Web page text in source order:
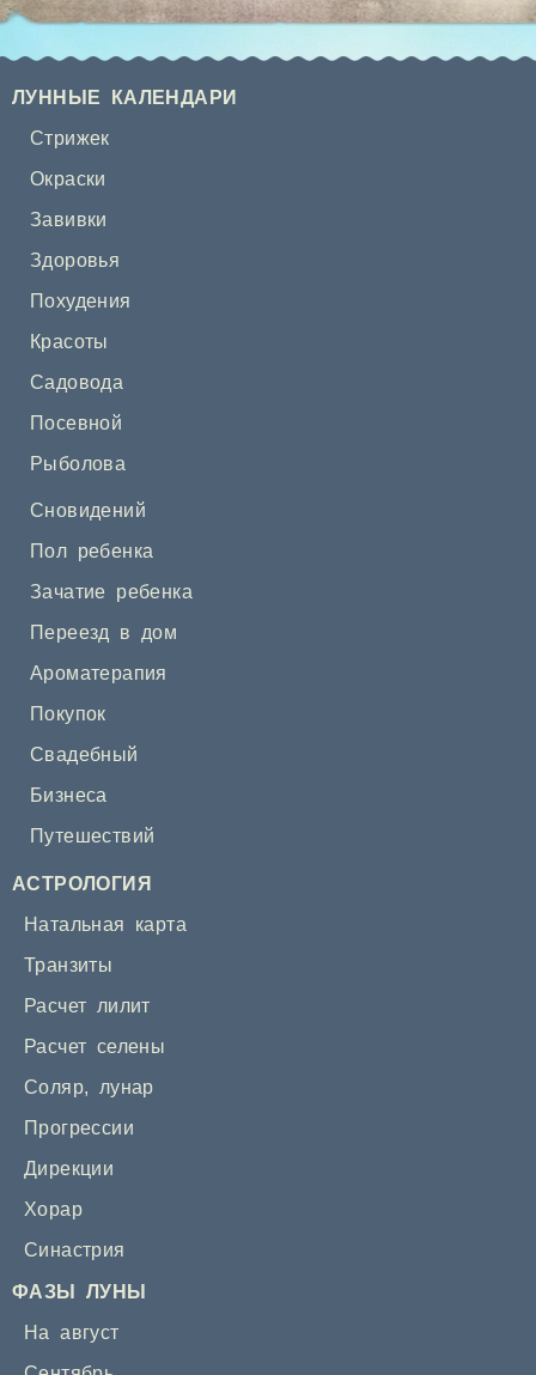
ЛУННЫЕ КАЛЕНДАРИ
Стрижек
Окраски
Завивки
Здоровья
Похудения
Красоты
Садовода
Посевной
Рыболова
Сновидений
Пол ребенка
Зачатие ребенка
Переезд в дом
Ароматерапия
Покупок
Свадебный
Бизнеса
Путешествий
АСТРОЛОГИЯ
Натальная карта
Транзиты
Расчет лилит
Расчет селены
Соляр, лунар
Прогрессии
Дирекции
Хорар
Синастрия
ФАЗЫ ЛУНЫ
На август